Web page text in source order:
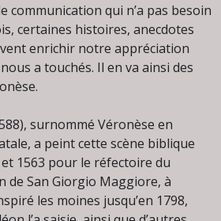
communication qui n’a pas besoin
certaines histoires, anecdotes
enrichir notre appréciation
a touchés. Il en va ainsi des
surnommé Véronèse en
a peint cette scène biblique
1563 pour le réfectoire du
de San Giorgio Maggiore, à
les moines jusqu’en 1798,